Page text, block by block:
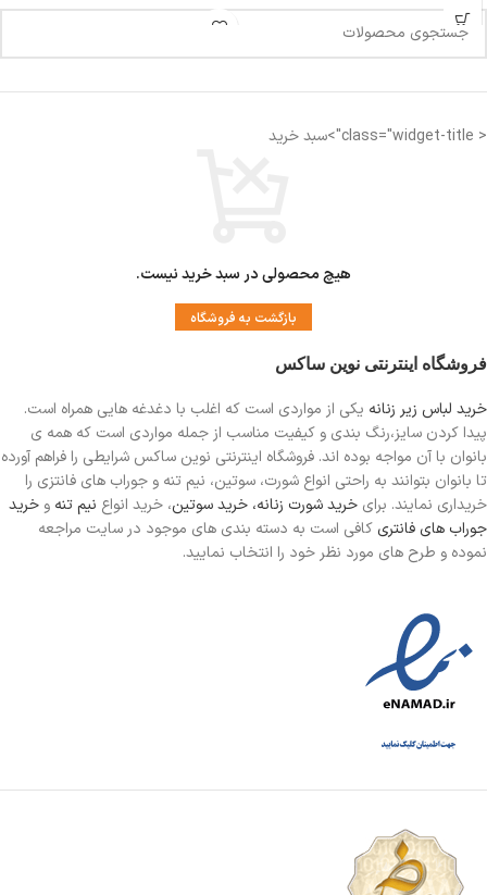
< class="widget-title">سبد خرید
هیچ محصولی در سبد خرید نیست.
بازگشت به فروشگاه
فروشگاه اینترنتی نوین ساکس
خرید لباس زیر زنانه یکی از مواردی است که اغلب با دغدغه هایی همراه است.
پیدا کردن سایز،رنگ بندی و کیفیت مناسب از جمله مواردی است که همه ی
بانوان با آن مواجه بوده اند. فروشگاه اینترنتی نوین ساکس شرایطی را فراهم آورده
تا بانوان بتوانند به راحتی انواع شورت، سوتین، نیم تنه و جوراب های فانتزی را
خریداری نمایند. برای خرید شورت زنانه، خرید سوتین، خرید انواع نیم تنه و خرید
جوراب های فانتری کافی است به دسته بندی های موجود در سایت مراجعه
نموده و طرح های مورد نظر خود را انتخاب نمایید.